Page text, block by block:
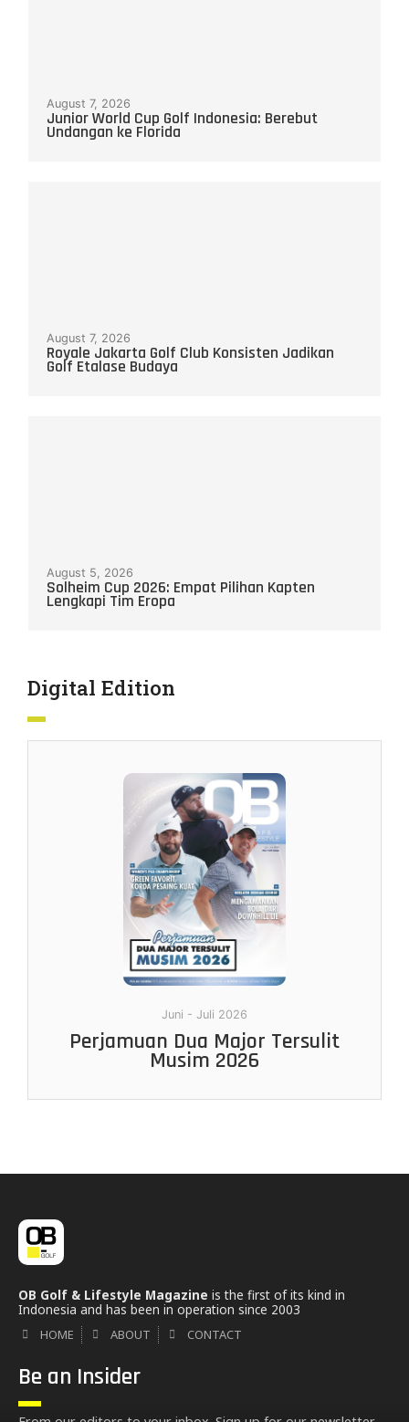
August 7, 2026
Junior World Cup Golf Indonesia: Berebut
Undangan ke Florida
August 7, 2026
Royale Jakarta Golf Club Konsisten Jadikan
Golf Etalase Budaya
August 5, 2026
Solheim Cup 2026: Empat Pilihan Kapten
Lengkapi Tim Eropa
Digital Edition
Juni - Juli 2026
Perjamuan Dua Major Tersulit
Musim 2026
OB Golf & Lifestyle Magazine is the first of its kind in
Indonesia and has been in operation since 2003
HOME ABOUT CONTACT
Be an Insider